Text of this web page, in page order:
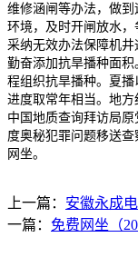
维修涵闸等办法，做
环境，及时开闸放水，
采纳无效办法保障机井
勤奋添加抗旱播种面
程组织抗旱播种。夏
进度取常年相当。地方
中国地质查询拜访局
度奥秘犯罪问题移送
网坐。
上一篇： 安徽永成
一篇： 免费网坐（